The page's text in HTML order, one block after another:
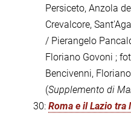
Persiceto, Anzola
Crevalcore,
/ Pierangelo
Floriano Govoni ;
Bencivenni,
(Supplemento di
30: Roma e il Lazio tra